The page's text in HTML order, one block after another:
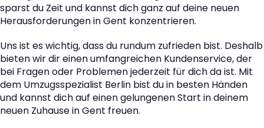
sparst du Zeit und kannst dich ganz auf deine neuen
Herausforderungen in Gent konzentrieren.
Uns ist es wichtig, dass du rundum zufrieden bist. Deshalb
bieten wir dir einen umfangreichen Kundenservice, der
bei Fragen oder Problemen jederzeit für dich da ist. Mit
dem Umzugsspezialist Berlin bist du in besten Händen
und kannst dich auf einen gelungenen Start in deinem
neuen Zuhause in Gent freuen.